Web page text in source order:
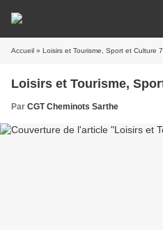
Accueil » Loisirs et Tourisme, Sport et Culture
Loisirs et Tourisme,
Par CGT Cheminots Sarthe